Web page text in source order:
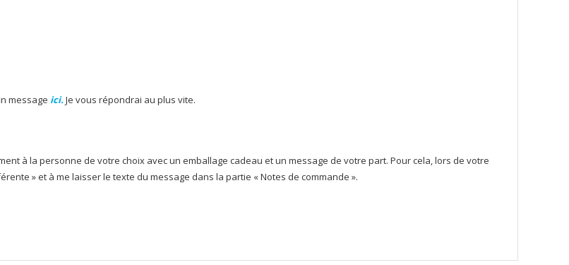
message ici.Je vous répondrai au plus vite.
à la personne de votre choix avec un emballage cadeau et un message de votre part. Pour cela, lors de votre
» et à me laisser le texte du message dans la partie « Notes de commande ».